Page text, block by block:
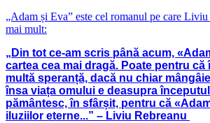
„Adam și Eva” este cel romanul pe care
mai mult:
„Din tot ce-am scris până acum,
cartea cea mai dragă. Poate pentru că
multă speranță, dacă nu chiar
însa viața omului e deasupra
pământesc, în sfârșit, pentru că
iluziilor eterne...” – Liviu Rebreanu